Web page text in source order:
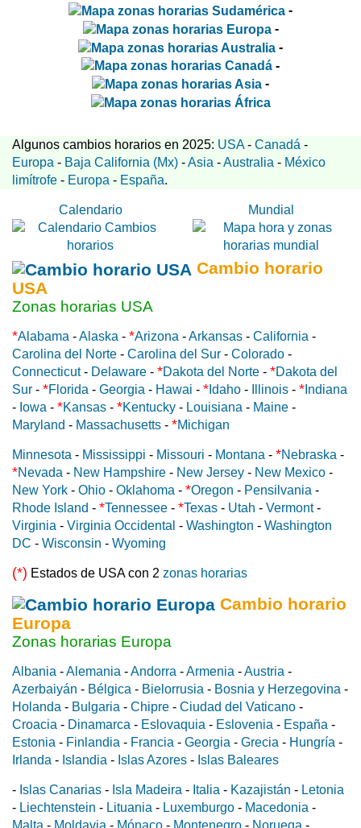
-
-
-
-
-
Algunos cambios horarios en 2025: USA- Canadá -
Europa - Baja California (Mx) -Asia -Australia - México
limítrofe - Europa - España.
Calendario Mundial
Cambio horario
USA
Zonas horarias USA
*Alabama -Alaska - *Arizona -Arkansas - California -
Carolina del Norte - Carolina del Sur - Colorado -
Connecticut- Delaware - *Dakota del Norte - *Dakota del
Sur - *Florida - Georgia - Hawai - * Idaho - Illinois - * Indiana
- Iowa - *Kansas - *Kentucky - Louisiana - Maine -
Maryland - Massachusetts - *Michigan
Minnesota - Mississippi - Missouri - Montana - *Nebraska -
*Nevada - New Hampshire - New Jersey - New Mexico -
New York - Ohio - Oklahoma - *Oregon - Pensilvania -
Rhode Island - *Tennessee - *Texas - Utah - Vermont-
Virginia - Virginia Occidental - Washington - Washington
DC - Wisconsin - Wyoming
(*) Estados de USA con 2 zonas horarias
Cambio horario
Europa
Zonas horarias Europa
Albania -Alemania -Andorra -Armenia -Austria -
Azerbaiyán - Bélgica - Bielorrusia - Bosnia y Herzegovina -
Holanda - Bulgaria - Chipre - Ciudad del Vaticano -
Croacia - Dinamarca - Eslovaquia - Eslovenia - España -
Estonia - Finlandia - Francia - Georgia - Grecia - Hungría -
Irlanda - Islandia - Islas Azores - Islas Baleares
- Islas Canarias - Isla Madeira - Italia - Kazajistán - Letonia
- Liechtenstein - Lituania - Luxemburgo - Macedonia -
Malta - Moldavia - Mónaco - Montenegro - Noruega -